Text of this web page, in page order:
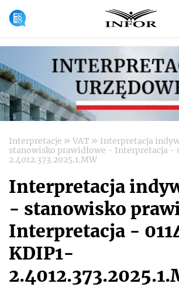
Interpretacje » VAT » Interpretacja
stanowisko prawidłowe - Interpretacja -
2.4012.373.2025.1.MW
Interpretacja
- stanowisko
Interpretacja -
KDIP1-